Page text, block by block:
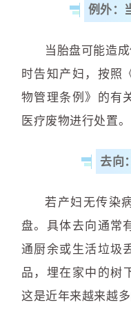
例外：
当胎盘可能造
时告知产妇，按照
物管理条例》的有
医疗废物进行处置。
去向
若产妇无传染
盘。具体去向通常
通厨余或生活垃圾
品，埋在家中的
这是近年来越来越多